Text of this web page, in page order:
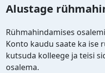
Alustage
Rühmahindamises
Konto kaudu saate ka ise
kutsuda kolleege ja teisi
osalema.